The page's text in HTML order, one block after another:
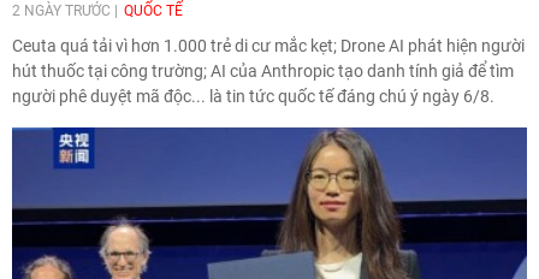
2 NGÀY TRƯỚC QUỐC TẾ
Ceuta quá tải vì hơn 1.000 trẻ di cư mắc kẹt; Drone AI phát hiện người
hút thuốc tại công trường; AI của Anthropic tạo danh tính giả để tìm
người phê duyệt mã độc... là tin tức quốc tế đáng chú ý ngày 6/8.